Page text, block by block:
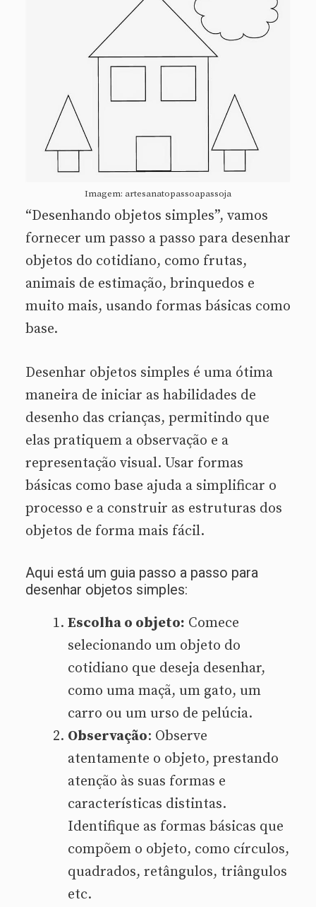
Imagem: artesanatopassoapassoja
“Desenhando objetos simples”, vamos
fornecer um passo a passo para desenhar
objetos do cotidiano, como frutas,
animais de estimação, brinquedos e
muito mais, usando formas básicas como
base.
Desenhar objetos simples é uma ótima
maneira de iniciar as habilidades de
desenho das crianças, permitindo que
elas pratiquem a observação e a
representação visual. Usar formas
básicas como base ajuda a simplificar o
processo e a construir as estruturas dos
objetos de forma mais fácil.
Aqui está um guia passo a passo para
desenhar objetos simples:
Escolha o objeto: Comece
selecionando um objeto do
cotidiano que deseja desenhar,
como uma maçã, um gato, um
carro ou um urso de pelúcia.
Observação: Observe
atentamente o objeto, prestando
atenção às suas formas e
características distintas.
Identifique as formas básicas que
compõem o objeto, como círculos,
quadrados, retângulos, triângulos
etc.